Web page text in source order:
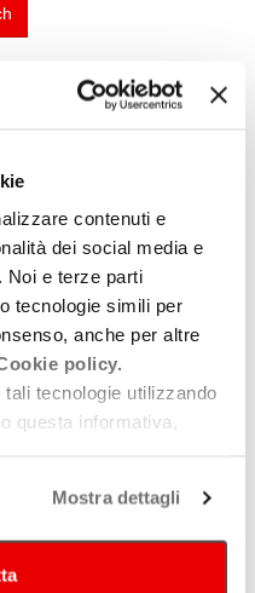
contenuti e
dei social media e
Noi e terze parti
tecnologie simili per
anche per altre
policy.
tecnologie utilizzando
questa informativa,
Mostra dettagli